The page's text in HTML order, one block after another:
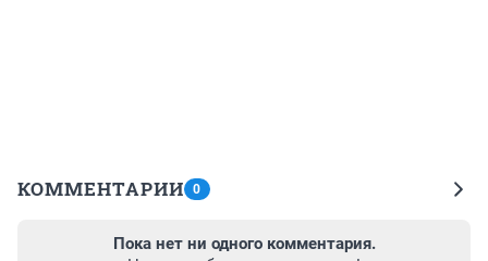
КОММЕНТАРИИ 0
Пока нет ни одного комментария.